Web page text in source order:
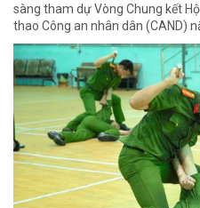
sàng tham dự Vòng Chung kết
thao Công an nhân dân (CAND)